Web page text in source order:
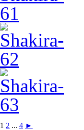
1 2 ... 4 ►